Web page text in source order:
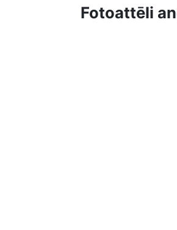
Fotoattēli